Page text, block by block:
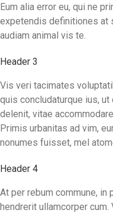
Eum alia error eu, qui ne
expetendis definitiones at
audiam animal vis te.
Header 3
Vis veri tacimates
quis concludaturque ius, ut
delenit, vitae
Primis urbanitas ad vim,
nonumes fuisset, mel
Header 4
At per rebum commune, in
hendrerit ullamcorper cum.